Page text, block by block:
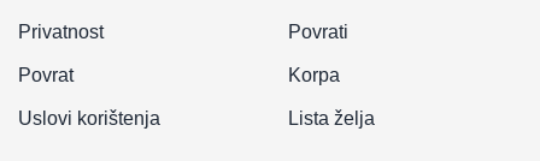
Privatnost
Povrat
Uslovi korištenja
Povrati
Korpa
Lista želja